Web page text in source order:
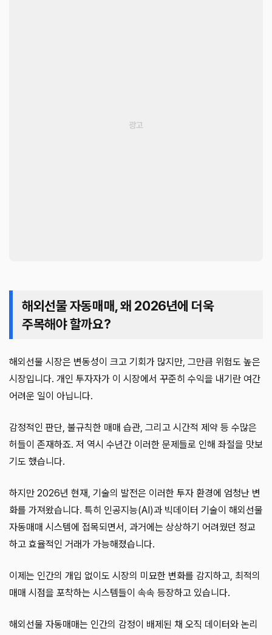
해외선물 자동매매, 왜 2026년에 더욱
주목해야 할까요?
해외선물 시장은 변동성이 크고 기회가 많지만, 그만큼 위험도 높은
시장입니다. 개인 투자자가 이 시장에서 꾸준히 수익을 내기란 여간
어려운 일이 아닙니다.
감정적인 판단, 불규칙한 매매 습관, 그리고 시간적 제약 등 수많은
허들이 존재하죠. 저 역시 수년간 이러한 문제들로 인해 좌절을 맛보
기도 했습니다.
하지만 2026년 현재, 기술의 발전은 이러한 투자 환경에 엄청난 변
화를 가져왔습니다. 특히 인공지능(AI)과 빅데이터 기술이 해외선물
자동매매 시스템에 접목되면서, 과거에는 상상하기 어려웠던 정교
하고 효율적인 거래가 가능해졌습니다.
이제는 인간의 개입 없이도 시장의 미묘한 변화를 감지하고, 최적의
매매 시점을 포착하는 시스템들이 속속 등장하고 있습니다.
해외선물 자동매매는 인간의 감정이 배제된 채 오직 데이터와 논리